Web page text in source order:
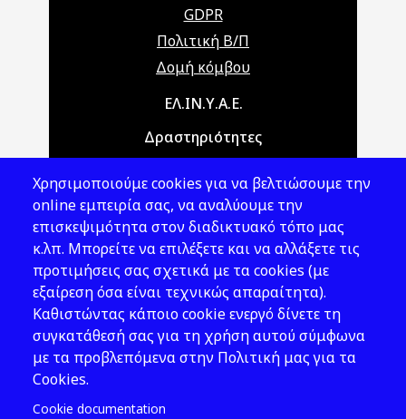
GDPR
Πολιτική Β/Π
Δομή κόμβου
Main navigationΕΛ.ΙΝ.Υ.Α.Ε.
Δραστηριότητες
Νομοθεσία
Εκδόσεις
Νέα - Εκδηλώσεις
Ακολουθήστε μας
Χρησιμοποιούμε cookies για να βελτιώσουμε την
online εμπειρία σας, να αναλύουμε την
επισκεψιμότητα στον διαδικτυακό τόπο μας
κ.λπ. Μπορείτε να επιλέξετε και να αλλάξετε τις
προτιμήσεις σας σχετικά με τα cookies (με
εξαίρεση όσα είναι τεχνικώς απαραίτητα).
Καθιστώντας κάποιο cookie ενεργό δίνετε τη
συγκατάθεσή σας για τη χρήση αυτού σύμφωνα
με τα προβλεπόμενα στην Πολιτική μας για τα
Cookies.
Cookie documentation